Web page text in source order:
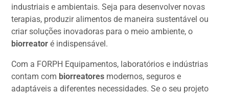
industriais e ambientais. Seja para desenvolver novas
terapias, produzir alimentos de maneira sustentável ou
criar soluções inovadoras para o meio ambiente, o
biorreator é indispensável.
Com a FORPH Equipamentos, laboratórios e indústrias
contam com biorreatores modernos, seguros e
adaptáveis a diferentes necessidades. Se o seu projeto